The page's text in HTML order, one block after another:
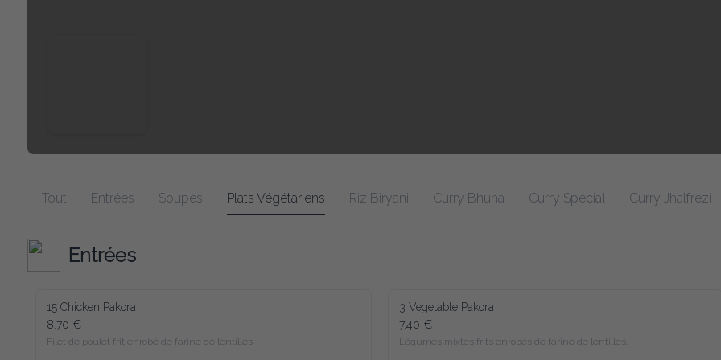
Tout Entrées Soupes Plats Végétariens Riz Biryani Curry Bhuna Curry Spécial Curry Jhalfrezi
Entrées
15 Chicken Pakora
8.70 €
Filet de poulet frit enrobé de farine de lentilles
3 Vegetable Pakora
7.40 €
Légumes mixtes frits enrobés de farine de lentilles.